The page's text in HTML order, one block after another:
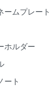
ームプレート
ホルダー
ート